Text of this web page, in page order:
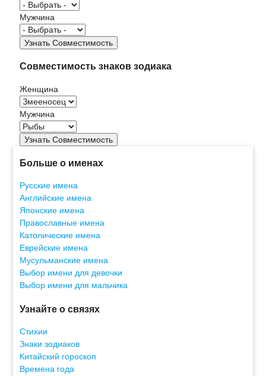
Мужчина
Совместимость знаков зодиака
Женщина
Мужчина
Больше о именах
Русские имена
Английские имена
Японские имена
Православные имена
Католические имена
Еврейские имена
Мусульманские имена
Выбор имени для девочки
Выбор имени для мальчика
Узнайте о связях
Стихии
Знаки зодиаков
Китайский гороскоп
Времена года